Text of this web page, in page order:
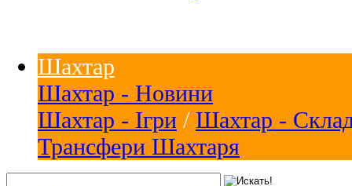
Шахтар
Шахтар - Новини
Шахтар - Ігри / Шахтар -
Трансфери Шахтаря